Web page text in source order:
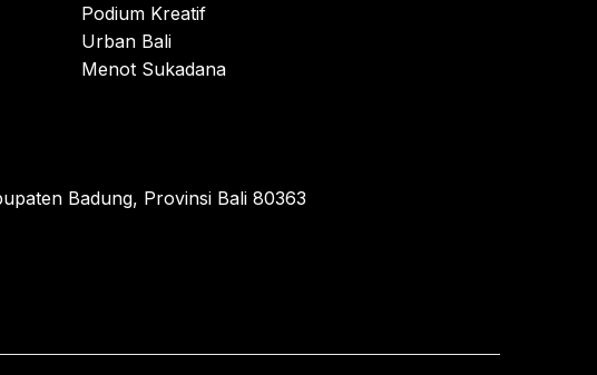
Podium Kreatif
Urban Bali
Menot Sukadana
Badung, Provinsi Bali 80363